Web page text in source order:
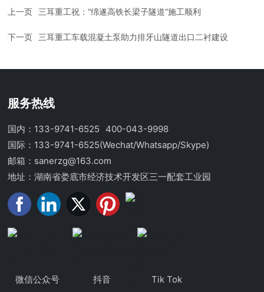
上一页 三耳重工祝：“绵遂高铁长梁子隧道”施工顺利
下一页 三耳重工车载混凝土泵助力排牙山隧道出口二衬建设
服务热线
国内：133-9741-6525
400-043-9998
国际：133-9741-6525(Wechat/Whatsapp/Skype)
邮箱：sanerzg@163.com
地址：湖南省娄底市经济技术开发区三一配套工业园
微信公众号 抖音 Tik Tok